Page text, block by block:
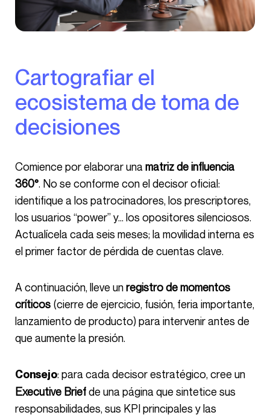
Cartografiar el
ecosistema de toma de
decisiones
Comience por elaborar una matriz de influencia
360°. No se conforme con el decisor oficial:
identifique a los patrocinadores, los prescriptores,
los usuarios “power” y… los opositores silenciosos.
Actualícela cada seis meses; la movilidad interna es
el primer factor de pérdida de cuentas clave.
A continuación, lleve unregistro de momentos
críticos (cierre de ejercicio, fusión, feria importante,
lanzamiento de producto) para intervenir antes de
que aumente la presión.
Consejo: para cada decisor estratégico, cree un
Executive Briefde una página que sintetice sus
responsabilidades, sus KPI principales y las